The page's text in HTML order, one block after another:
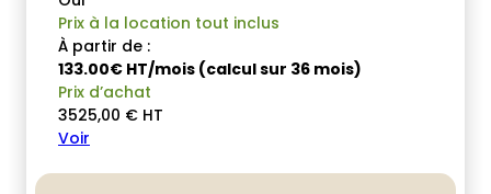
Prix à la location tout inclus
À partir de :
133.00€ HT/mois (calcul sur 36 mois)
Prix d’achat
3525,00 € HT
Voir